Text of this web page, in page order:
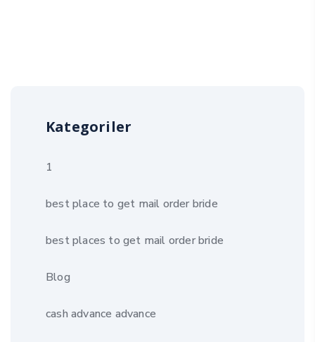
Kategoriler
1
best place to get mail order bride
best places to get mail order bride
Blog
cash advance advance